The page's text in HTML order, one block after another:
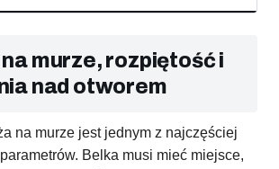
murze, rozpiętość i
nad otworem
na murze jest jednym z najczęściej
Belka musi mieć miejsce,